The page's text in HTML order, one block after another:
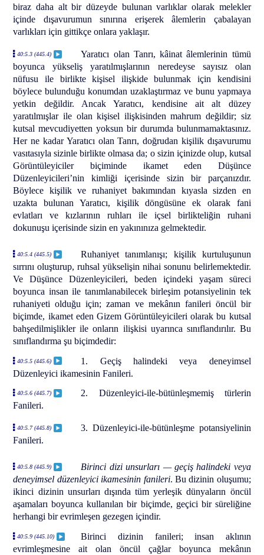
biraz daha alt bir düzeyde bulunan varlıklar olarak melekler
içinde dışavurumun sınırına erişerek âlemlerin çabalayan
varlıkları için gittikçe onlara yaklaşır.
40:5.3 (445.4)
Yaratıcı olan Tanrı, kâinat âlemlerinin tümü
boyunca yükseliş yaratılmışlarının neredeyse sayısız olan
nüfusu ile birlikte kişisel ilişkide bulunmak için kendisini
böylece bulunduğu konumdan uzaklaştırmaz ve bunu yapmaya
yetkin değildir. Ancak Yaratıcı, kendisine ait alt düzey
yaratılmışlar ile olan kişisel ilişkisinden mahrum değildir; siz
kutsal mevcudiyetten yoksun bir durumda bulunmamaktasınız.
Her ne kadar Yaratıcı olan Tanrı, doğrudan kişilik dışavurumu
vasıtasıyla sizinle birlikte olmasa da; o sizin içinizde olup, kutsal
Görüntüleyiciler biçiminde ikamet eden Düşünce
Düzenleyicileri’nin kimliği içerisinde sizin bir parçanızdır.
Böylece kişilik ve ruhaniyet bakımından kıyasla sizden en
uzakta bulunan Yaratıcı, kişilik döngüsüne ek olarak fani
evlatları ve kızlarının ruhları ile içsel birlikteliğin ruhani
dokunuşu içerisinde sizin en yakınınıza gelmektedir.
40:5.4 (445.5)
Ruhaniyet tanımlanışı; kişilik kurtuluşunun
sırrını oluşturup, ruhsal yükselişin nihai sonunu belirlemektedir.
Ve Düşünce Düzenleyicileri, beden içindeki yaşam süreci
boyunca insan ile tanımlanabilecek birleşim potansiyelinin tek
ruhaniyeti olduğu için; zaman ve mekânın fanileri öncül bir
biçimde, ikamet eden Gizem Görüntüleyicileri olarak bu kutsal
bahşedilmişlikler ile onların ilişkisi uyarınca sınıflandırılır. Bu
sınıflandırma şu biçimdedir:
40:5.5 (445.6)
1. Geçiş halindeki veya deneyimsel
Düzenleyici ikamesinin Fanileri.
40:5.6 (445.7)
2. Düzenleyici-ile-bütünleşmemiş türlerin
Fanileri.
40:5.7 (445.8)
3. Düzenleyici-ile-bütünleşme potansiyelinin
Fanileri.
40:5.8 (445.9)
Birinci dizi unsurları — geçiş halindeki veya
deneyimsel düzenleyici ikamesinin fanileri. Bu dizinin oluşumu;
ikinci dizinin unsurları dışında tüm yerleşik dünyaların öncül
aşamaları boyunca kullanılan bir biçimde, geçici bir süreliğine
herhangi bir evrimleşen gezegen içindir.
40:5.9 (445.10)
Birinci dizinin fanileri; insan aklının
evrimleşmesine ait olan öncül çağlar boyunca mekânın